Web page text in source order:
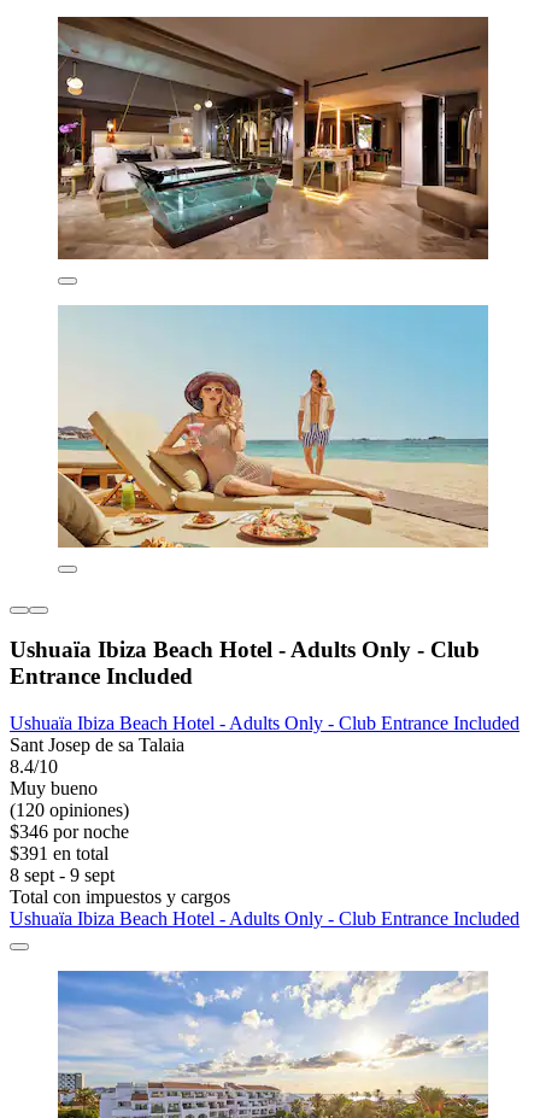
Ushuaïa Ibiza Beach Hotel - Adults Only - Club
Entrance Included
Ushuaïa Ibiza Beach Hotel - Adults Only - Club Entrance Included
Sant Josep de sa Talaia
8.4/10
Muy bueno
(120 opiniones)
$346 por noche
$391 en total
8 sept - 9 sept
Total con impuestos y cargos
Ushuaïa Ibiza Beach Hotel - Adults Only - Club Entrance Included